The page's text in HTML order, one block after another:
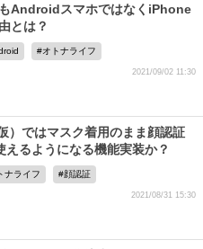
AndroidスマホではなくiPhone
とは？
オトナライフ
2021/09/02 11:30
）ではマスク着用のまま顔認証
えるようになる機能実装か？
ナライフ 顔認証
2021/08/31 15:30